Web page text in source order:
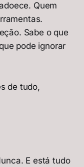
Quem
Sabe o que
pode ignorar
de tudo,
E está tudo